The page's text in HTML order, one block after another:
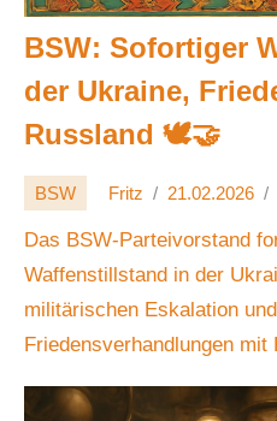
BSW: Sofortiger
der Ukraine,
Russland 🕊️🤝
BSW Fritz 21.02.2026
Das BSW-Parteivorstand
Waffenstillstand in der
militärischen Eskalation
Friedensverhandlungen